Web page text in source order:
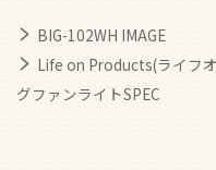
BIG-102WH IMAGE
Life on Products(ライフ
グファンライトSPEC